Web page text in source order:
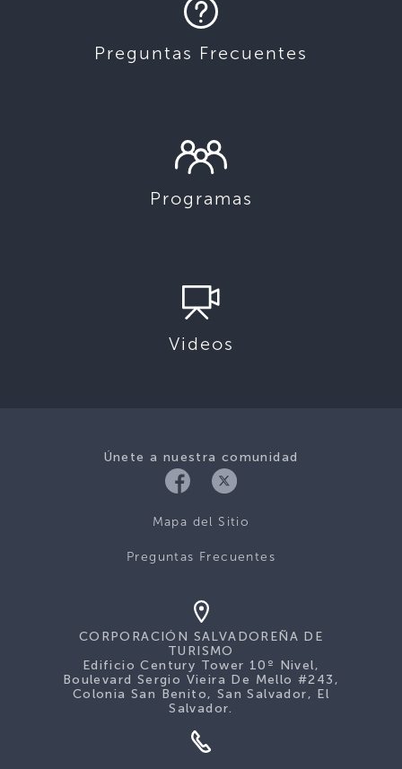
Preguntas Frecuentes
Programas
Videos
Únete a nuestra comunidad
Mapa del Sitio
Preguntas Frecuentes
CORPORACIÓN SALVADOREÑA DE
TURISMO
Edificio Century Tower 10º Nivel,
Boulevard Sergio Vieira De Mello #243,
Colonia San Benito, San Salvador, El
Salvador.